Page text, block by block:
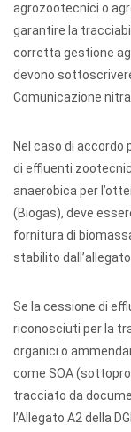
agrozootecnici o
garantire la
corretta gestione
devono
Comunicazione
Nel caso di accordo
di effluenti
anaerobica per
(Biogas), deve
fornitura di
stabilito
Se la cessione di
riconosciuti per la
organici o
come SOA
tracciato da
l’Allegato A2 della